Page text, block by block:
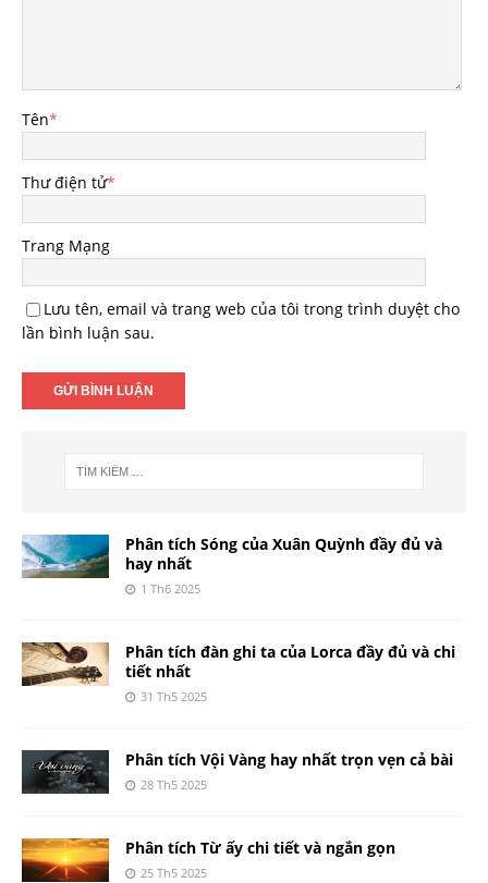
Tên*
Thư điện tử*
Trang Mạng
Lưu tên, email và trang web của tôi trong trình duyệt cho
lần bình luận sau.
Phân tích Sóng của Xuân Quỳnh đầy đủ và
hay nhất
1 Th6 2025
Phân tích đàn ghi ta của Lorca đầy đủ và chi
tiết nhất
31 Th5 2025
Phân tích Vội Vàng hay nhất trọn vẹn cả bài
28 Th5 2025
Phân tích Từ ấy chi tiết và ngắn gọn
25 Th5 2025